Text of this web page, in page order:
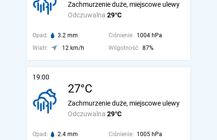
Odczuwalna 29°C
Zachmurzenie duże, miejscowe ulewy
Opad: 3.2 mm Ciśnienie: 1004 hPa
Wiatr:
12 km/h Wilgotność: 87%
19:00
27°C
Odczuwalna 29°C
Zachmurzenie duże, miejscowe ulewy
Opad: 2.4 mm Ciśnienie: 1005 hPa